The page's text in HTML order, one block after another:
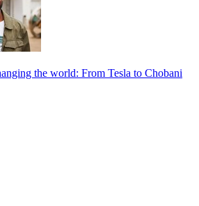
the world: From Tesla to Chobani